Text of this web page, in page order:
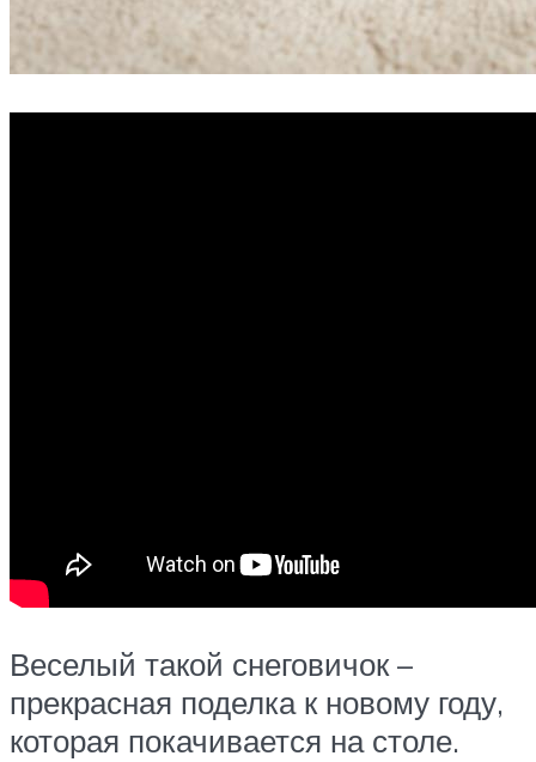
Веселый такой снеговичок –
прекрасная поделка к новому году,
которая покачивается на столе.